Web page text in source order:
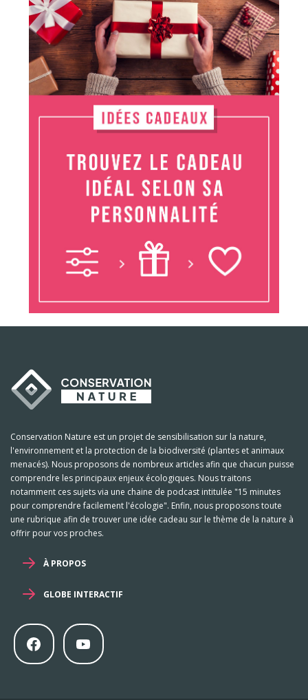
Conservation Nature est un projet de sensibilisation sur la nature,
l'environnement et la protection de la biodiversité (plantes et animaux
menacés). Nous proposons de nombreux articles afin que chacun puisse
comprendre les principaux enjeux écologiques. Nous traitons
notamment ces sujets via une chaine de podcast intitulée "15 minutes
pour comprendre facilement l'écologie". Enfin, nous proposons toute
une rubrique afin de trouver une idée cadeau sur le thème de la nature à
offrir pour vos proches.
À PROPOS
GLOBE INTERACTIF